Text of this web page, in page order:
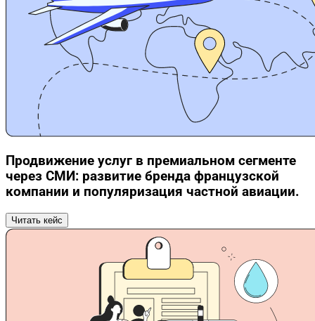
Продвижение услуг в премиальном сегменте
через СМИ: развитие бренда французской
компании и популяризация частной авиации.
Читать кейс